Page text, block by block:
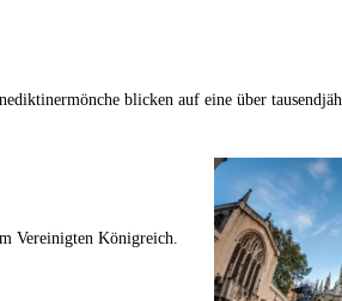
blicken auf eine über
Vereinigten Königreich.